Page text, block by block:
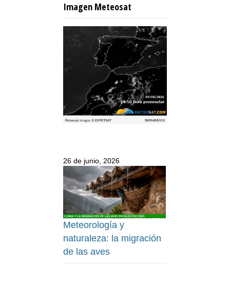
Imagen Meteosat
26 de junio, 2026
Meteorología y
naturaleza: la migración
de las aves